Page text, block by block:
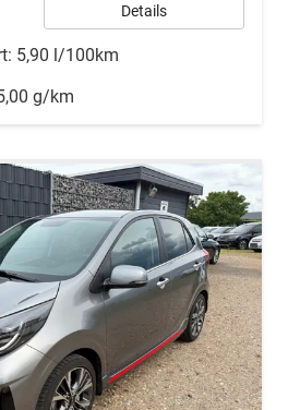
Details
5,90 l/100km
g/km